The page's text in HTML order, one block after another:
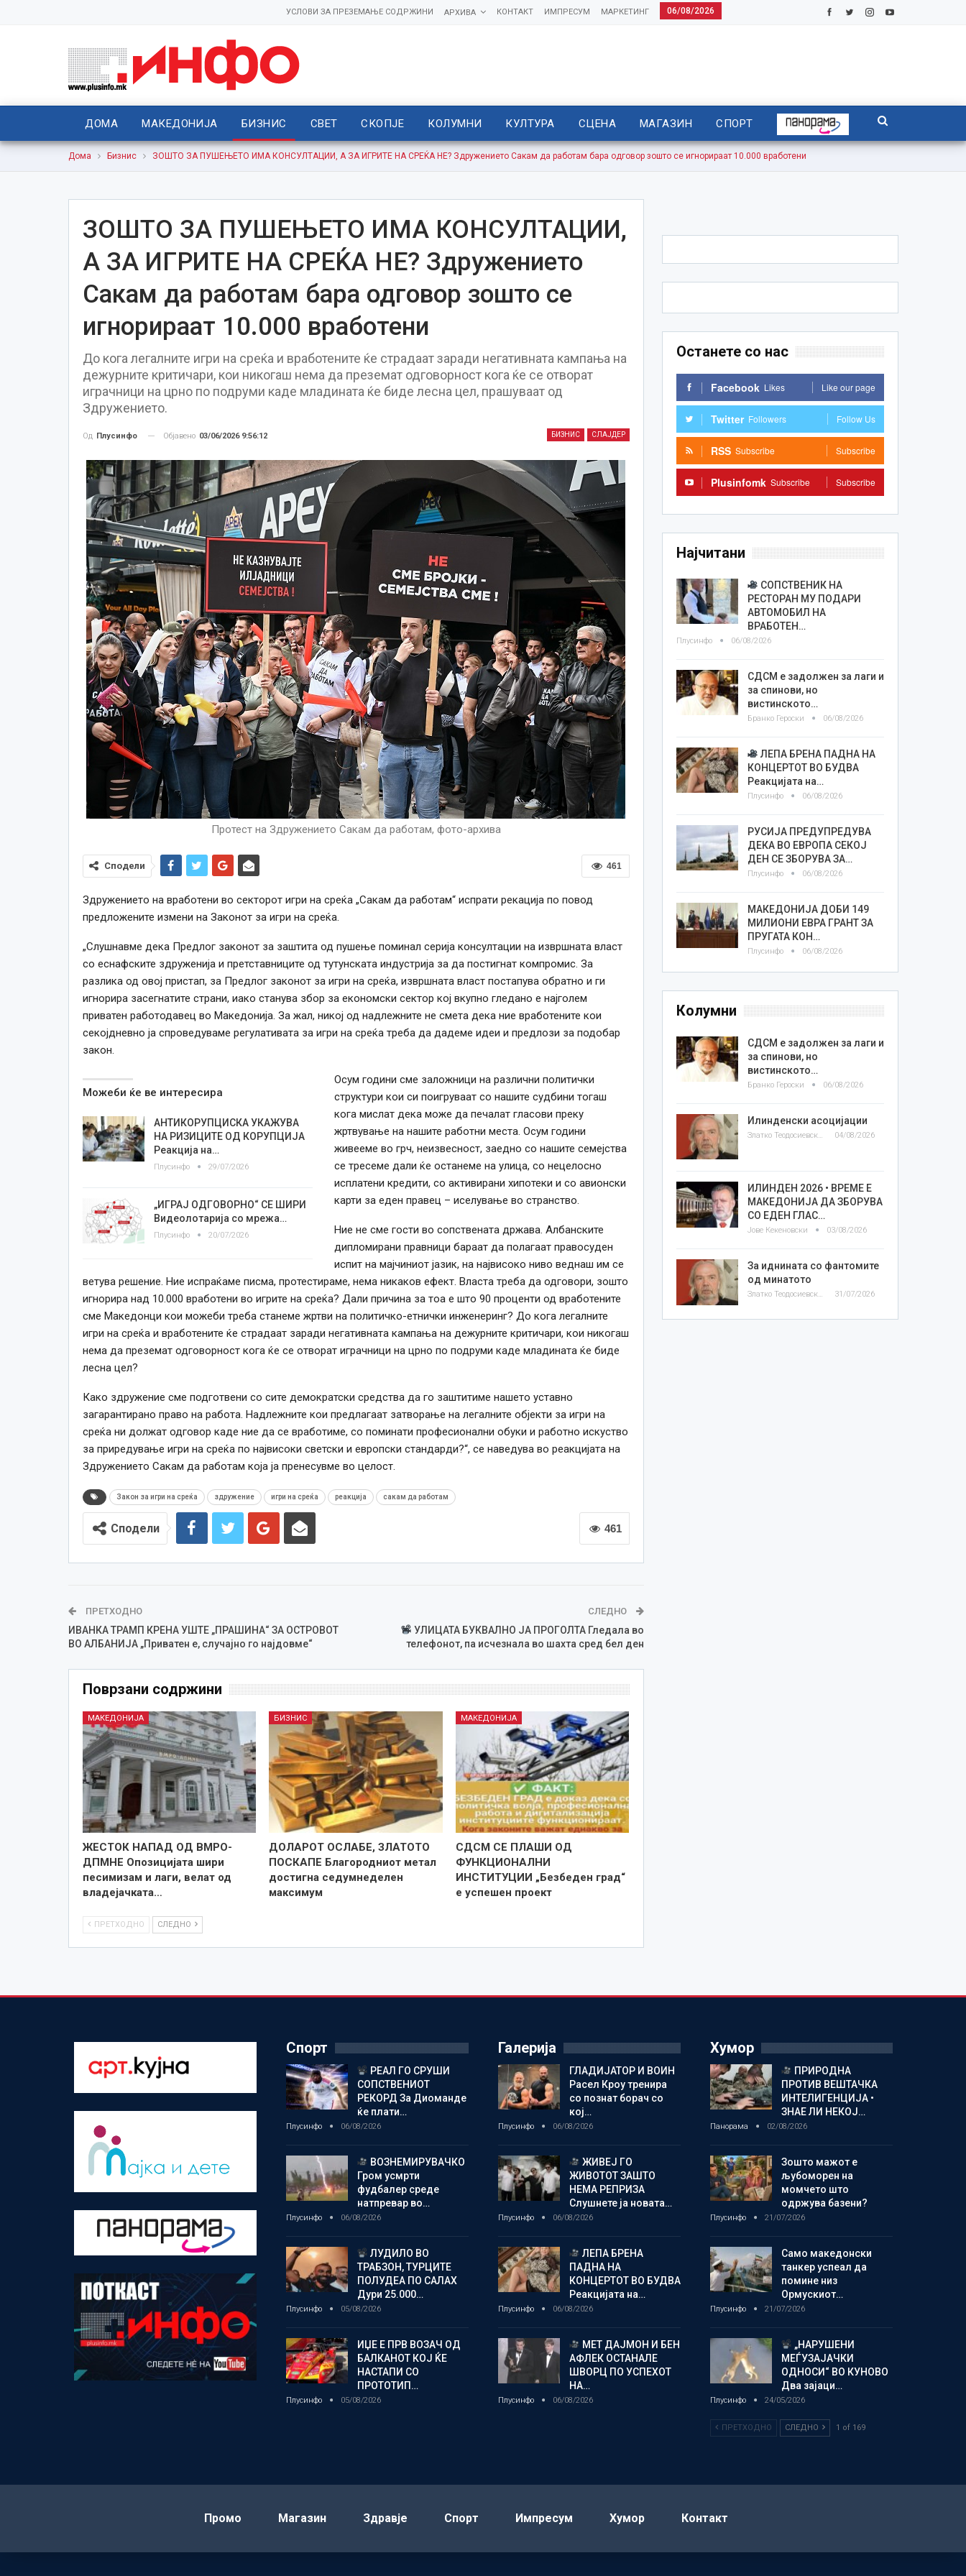
06/08/2026
МАРКЕТИНГ
ИМПРЕСУМ
КОНТАКТ
АРХИВА
УСЛОВИ ЗА ПРЕЗЕМАЊЕ СОДРЖИНИ
ДОМА МАКЕДОНИЈА БИЗНИС СВЕТ СКОПЈЕ КОЛУМНИ КУЛТУРА СЦЕНА МАГАЗИН СПОРТ
Дома Бизнис ЗОШТО ЗА ПУШЕЊЕТО ИМА КОНСУЛТАЦИИ, А ЗА ИГРИТЕ НА СРЕЌА НЕ? Здружението Сакам да работам бара одговор зошто се игнорираат 10.000 вработени
ЗОШТО ЗА ПУШЕЊЕТО ИМА КОНСУЛТАЦИИ,
А ЗА ИГРИТЕ НА СРЕЌА НЕ? Здружението
Сакам да работам бара одговор зошто се
игнорираат 10.000 вработени
До кога легалните игри на среќа и вработените ќе страдаат заради негативната кампања на
дежурните критичари, кои никогаш нема да преземат одговорност кога ќе се отворат
играчници на црно по подруми каде младината ќе биде лесна цел, прашуваат од
Здружението.
БИЗНИС СЛАЈДЕР
Од Плусинфо Објавено 03/06/2026 9:56:12
Протест на Здружението Сакам да работам, фото-архива
461
Сподели
Здружението на вработени во секторот игри на среќа „Сакам да работам“ испрати рекација по повод
предложените измени на Законот за игри на среќа.
„Слушнавме дека Предлог законот за заштита од пушење поминал серија консултации на извршната власт
со еснафските здруженија и претставниците од тутунската индустрија за да постигнат компромис. За
разлика од овој пристап, за Предлог законот за игри на среќа, извршната власт постапува обратно и ги
игнорира засегнатите страни, иако станува збор за економски сектор кој вкупно гледано е најголем
приватен работодавец во Македонија. За жал, никој од надлежните не смета дека ние вработените кои
секојдневно ја спроведуваме регулативата за игри на среќа треба да дадеме идеи и предлози за подобар
закон.
Можеби ќе ве интересира
АНТИКОРУПЦИСКА УКАЖУВА
НА РИЗИЦИТЕ ОД КОРУПЦИЈА
Реакција на…
Плусинфо 29/07/2026
„ИГРАЈ ОДГОВОРНО“ СЕ ШИРИ
Видеолотарија со мрежа…
Плусинфо 20/07/2026
Осум години сме заложници на различни политички
структури кои си поигруваат со нашите судбини тогаш
кога мислат дека може да печалат гласови преку
жртвување на нашите работни места. Осум години
живееме во грч, неизвесност, заедно со нашите семејства
се тресеме дали ќе останеме на улица, со нецелосно
исплатени кредити, со активирани хипотеки и со авионски
карти за еден правец – иселување во странство.
Ние не сме гости во сопствената држава. Албанските
дипломирани правници бараат да полагаат правосуден
испит на мајчиниот јазик, на највисоко ниво веднаш им се
ветува решение. Ние испраќаме писма, протестираме, нема никаков ефект. Власта треба да одговори, зошто
игнорира над 10.000 вработени во игрите на среќа? Дали причина за тоа е што 90 проценти од вработените
сме Македонци кои можеби треба станеме жртви на политичко-етнички инженеринг? До кога легалните
игри на среќа и вработените ќе страдаат заради негативната кампања на дежурните критичари, кои никогаш
нема да преземат одговорност кога ќе се отворат играчници на црно по подруми каде младината ќе биде
лесна цел?
Како здружение сме подготвени со сите демократски средства да го заштитиме нашето уставно
загарантирано право на работа. Надлежните кои предлагаат затворање на легалните објекти за игри на
среќа ни должат одговор каде ние да се вработиме, со поминати професионални обуки и работно искуство
за приредување игри на среќа по највисоки светски и европски стандарди?“, се наведува во реакцијата на
Здружението Сакам да работам која ја пренесувме во целост.
Закон за игри на среќа здружение игри на среќа реакција сакам да работам
461
Сподели
ПРЕТХОДНО
ИВАНКА ТРАМП КРЕНА УШТЕ „ПРАШИНА“ ЗА ОСТРОВОТ
ВО АЛБАНИЈА „Приватен е, случајно го најдовме“
СЛЕДНО
УЛИЦАТА БУКВАЛНО ЈА ПРОГОЛТА Гледала во
телефонот, па исчезнала во шахта сред бел ден
Поврзани содржини
МАКЕДОНИЈА
ЖЕСТОК НАПАД ОД ВМРО-
ДПМНЕ Опозицијата шири
песимизам и лаги, велат од
владејачката…
БИЗНИС
ДОЛАРОТ ОСЛАБЕ, ЗЛАТОТО
ПОСКАПЕ Благородниот метал
достигна седумнеделен
максимум
МАКЕДОНИЈА
СДСМ СЕ ПЛАШИ ОД
ФУНКЦИОНАЛНИ
ИНСТИТУЦИИ „Безбеден град“
е успешен проект
ПРЕТХОДНО СЛЕДНО
Останете со нас
Facebook Likes Like our page
Twitter Followers Follow Us
RSS Subscribe Subscribe
Plusinfomk Subscribe Subscribe
Најчитани
СОПСТВЕНИК НА
РЕСТОРАН МУ ПОДАРИ
АВТОМОБИЛ НА
ВРАБОТЕН…
Плусинфо 06/08/2026
СДСМ е задолжен за лаги и
за спинови, но
вистинското…
Бранко Героски 06/08/2026
ЛЕПА БРЕНА ПАДНА НА
КОНЦЕРТОТ ВО БУДВА
Реакцијата на…
Плусинфо 06/08/2026
РУСИЈА ПРЕДУПРЕДУВА
ДЕКА ВО ЕВРОПА СЕКОЈ
ДЕН СЕ ЗБОРУВА ЗА…
Плусинфо 06/08/2026
МАКЕДОНИЈА ДОБИ 149
МИЛИОНИ ЕВРА ГРАНТ ЗА
ПРУГАТА КОН…
Плусинфо 06/08/2026
Колумни
СДСМ е задолжен за лаги и
за спинови, но
вистинското…
Бранко Героски 06/08/2026
Илинденски асоцијации
Златко Теодосиевски 04/08/2026
ИЛИНДЕН 2026 • ВРЕМЕ Е
МАКЕДОНИЈА ДА ЗБОРУВА
СО ЕДЕН ГЛАС…
Јове Кекеновски 03/08/2026
За иднината со фантомите
од минатото
Златко Теодосиевски 31/07/2026
Спорт
РЕАЛ ГО СРУШИ
СОПСТВЕНИОТ
РЕКОРД За Диоманде
ќе плати…
Плусинфо 06/08/2026
ВОЗНЕМИРУВАЧКО
Гром усмрти
фудбалер среде
натпревар во…
Плусинфо 06/08/2026
ЛУДИЛО ВО
ТРАБЗОН, ТУРЦИТЕ
ПОЛУДЕА ПО САЛАХ
Дури 25.000…
Плусинфо 05/08/2026
ИЏЕ Е ПРВ ВОЗАЧ ОД
БАЛКАНОТ КОЈ ЌЕ
НАСТАПИ СО
ПРОТОТИП…
Плусинфо 05/08/2026
Галерија
ГЛАДИЈАТОР И ВОИН
Расел Кроу тренира
со познат борач со
кој…
Плусинфо 06/08/2026
ЖИВЕЈ ГО
ЖИВОТОТ ЗАШТО
НЕМА РЕПРИЗА
Слушнете ја новата…
Плусинфо 06/08/2026
ЛЕПА БРЕНА
ПАДНА НА
КОНЦЕРТОТ ВО БУДВА
Реакцијата на…
Плусинфо 06/08/2026
МЕТ ДАЈМОН И БЕН
АФЛЕК ОСТАНАЛЕ
ШВОРЦ ПО УСПЕХОТ
НА…
Плусинфо 06/08/2026
Хумор
ПРИРОДНА
ПРОТИВ ВЕШТАЧКА
ИНТЕЛИГЕНЦИЈА •
ЗНАЕ ЛИ НЕКОЈ…
Панорама 02/08/2026
Зошто мажот е
љубоморен на
момчето што
одржува базени?
Плусинфо 21/07/2026
Само македонски
танкер успеал да
помине низ
Ормускиот…
Плусинфо 21/07/2026
„НАРУШЕНИ
МЕЃУЗАЈАЧКИ
ОДНОСИ“ ВО КУНОВО
Два зајаци…
Плусинфо 24/05/2026
ПРЕТХОДНО СЛЕДНО 1 of 169
Промо Магазин Здравје Спорт Импресум Хумор Контакт